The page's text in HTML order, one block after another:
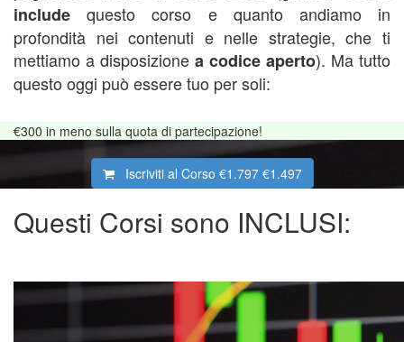
include questo corso e quanto andiamo in
profondità nei contenuti e nelle strategie, che ti
mettiamo a disposizione a codice aperto). Ma tutto
questo oggi può essere tuo per soli:
€300 in meno sulla quota di partecipazione!
Iscriviti al Corso €1.797 €1.497
Questi Corsi sono INCLUSI: